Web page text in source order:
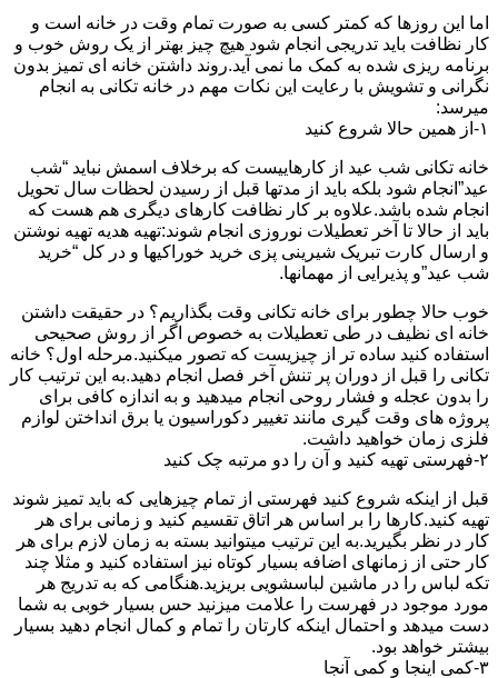
اما این روزها که کمتر کسی به صورت تمام وقت در خانه است و
کار نظافت باید تدریجی انجام شود هیچ چیز بهتر از یک روش خوب و
برنامه ریزی شده به کمک ما نمی آید.روند داشتن خانه ای تمیز بدون
نگرانی و تشویش با رعایت این نکات مهم در خانه تکانی به انجام
میرسد:
۱-از همین حالا شروع کنید
خانه تکانی شب عید از کارهاییست که برخلاف اسمش نباید “شب
عید”انجام شود بلکه باید از مدتها قبل از رسیدن لحظات سال تحویل
انجام شده باشد.علاوه بر کار نظافت کارهای دیگری هم هست که
باید از حالا تا آخر تعطیلات نوروزی انجام شوند:تهیه هدیه تهیه نوشتن
و ارسال کارت تبریک شیرینی پزی خرید خوراکیها و در کل “خرید
شب عید”و پذیرایی از مهمانها.
خوب حالا چطور برای خانه تکانی وقت بگذاریم؟ در حقیقت داشتن
خانه ای نظیف در طی تعطیلات به خصوص اگر از روش صحیحی
استفاده کنید ساده تر از چیزیست که تصور میکنید.مرحله اول؟ خانه
تکانی را قبل از دوران پر تنش آخر فصل انجام دهید.به این ترتیب کار
را بدون عجله و فشار روحی انجام میدهید و به اندازه کافی برای
پروژه های وقت گیری مانند تغییر دکوراسیون یا برق انداختن لوازم
فلزی زمان خواهید داشت.
۲-فهرستی تهیه کنید و آن را دو مرتبه چک کنید
قبل از اینکه شروع کنید فهرستی از تمام چیزهایی که باید تمیز شوند
تهیه کنید.کارها را بر اساس هر اتاق تقسیم کنید و زمانی برای هر
کار در نظر بگیرید.به این ترتیب میتوانید بسته به زمان لازم برای هر
کار حتی از زمانهای اضافه بسیار کوتاه نیز استفاده کنید و مثلا چند
تکه لباس را در ماشین لباسشویی بریزید.هنگامی که به تدریج هر
مورد موجود در فهرست را علامت میزنید حس بسیار خوبی به شما
دست میدهد و احتمال اینکه کارتان را تمام و کمال انجام دهید بسیار
بیشتر خواهد بود.
۳-کمی اینجا و کمی آنجا